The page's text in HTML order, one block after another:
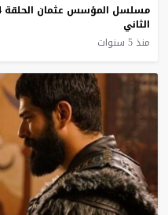
مسلسل المؤسس عثمان الحلقة 64 نهاية الموسم
الثاني
منذ 5 سنوات